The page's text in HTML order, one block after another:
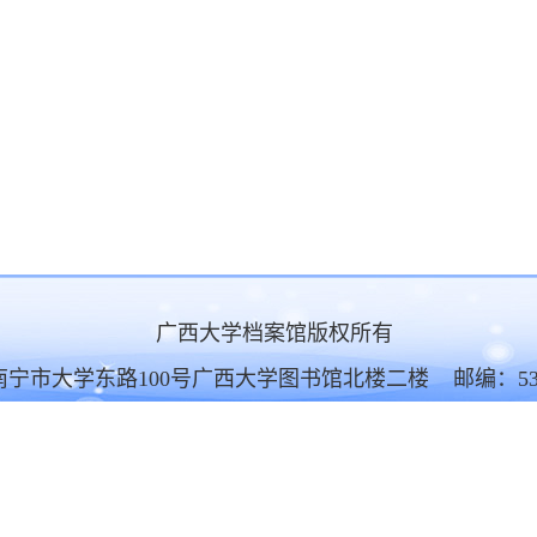
广西大学档案馆版权所有
宁市大学东路100号广西大学图书馆北楼二楼 邮编：